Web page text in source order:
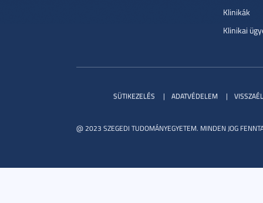
Klinikák
Klinikai
@ 2023 SZEGEDI TUDOMÁNYEGYETEM. MINDEN JOG
SÜTIKEZELÉS ADATVÉDELEM